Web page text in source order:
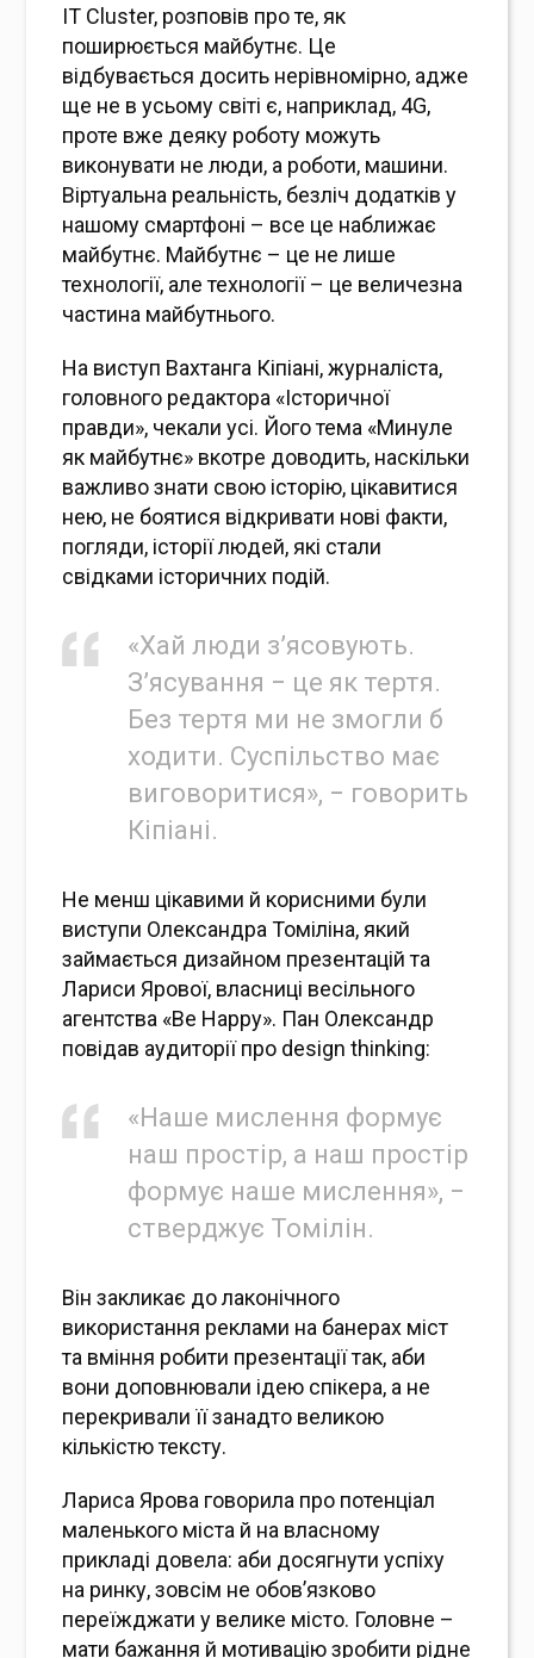
IT Cluster, розповів про те, як
поширюється майбутнє. Це
відбувається досить нерівномірно, адже
ще не в усьому світі є, наприклад, 4G,
проте вже деяку роботу можуть
виконувати не люди, а роботи, машини.
Віртуальна реальність, безліч додатків у
нашому смартфоні – все це наближає
майбутнє. Майбутнє – це не лише
технології, але технології – це величезна
частина майбутнього.
На виступ Вахтанга Кіпіані, журналіста,
головного редактора «Історичної
правди», чекали усі. Його тема «Минуле
як майбутнє» вкотре доводить, наскільки
важливо знати свою історію, цікавитися
нею, не боятися відкривати нові факти,
погляди, історії людей, які стали
свідками історичних подій.
«Хай люди з’ясовують.
З’ясування − це як тертя.
Без тертя ми не змогли б
ходити. Суспільство має
виговоритися», − говорить
Кіпіані.
Не менш цікавими й корисними були
виступи Олександра Томіліна, який
займається дизайном презентацій та
Лариси Ярової, власниці весільного
агентства «Be Happy». Пан Олександр
повідав аудиторії про design thinking:
«Наше мислення формує
наш простір, а наш простір
формує наше мислення», −
стверджує Томілін.
Він закликає до лаконічного
використання реклами на банерах міст
та вміння робити презентації так, аби
вони доповнювали ідею спікера, а не
перекривали її занадто великою
кількістю тексту.
Лариса Ярова говорила про потенціал
маленького міста й на власному
прикладі довела: аби досягнути успіху
на ринку, зовсім не обов’язково
переїжджати у велике місто. Головне –
мати бажання й мотивацію зробити рідне